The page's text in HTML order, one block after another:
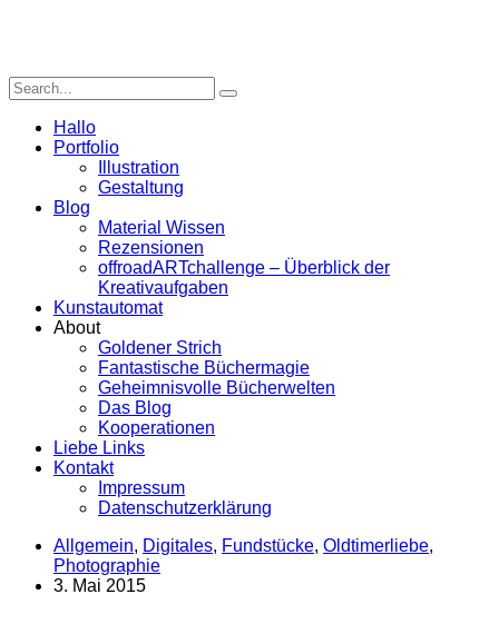
Hallo
Portfolio
Illustration
Gestaltung
Blog
Material Wissen
Rezensionen
offroadARTchallenge – Überblick der
Kreativaufgaben
Kunstautomat
About
Goldener Strich
Fantastische Büchermagie
Geheimnisvolle Bücherwelten
Das Blog
Kooperationen
Liebe Links
Kontakt
Impressum
Datenschutzerklärung
Allgemein, Digitales, Fundstücke, Oldtimerliebe,
Photographie
3. Mai 2015